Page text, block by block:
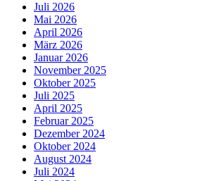
Juli 2026
Mai 2026
April 2026
März 2026
Januar 2026
November 2025
Oktober 2025
Juli 2025
April 2025
Februar 2025
Dezember 2024
Oktober 2024
August 2024
Juli 2024